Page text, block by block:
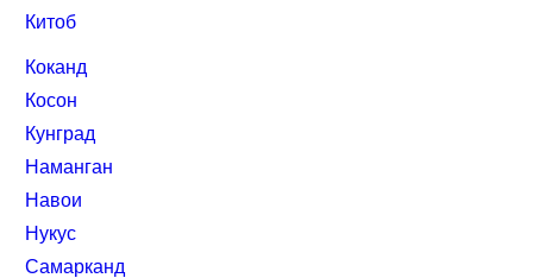
Китоб
Коканд
Косон
Кунград
Наманган
Навои
Нукус
Самарканд